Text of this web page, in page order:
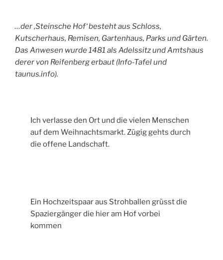
…der ‚Steinsche Hof‘ besteht aus Schloss,
Kutscherhaus, Remisen, Gartenhaus, Parks und Gärten.
Das Anwesen wurde 1481 als Adelssitz und Amtshaus
derer von Reifenberg erbaut (Info-Tafel und
taunus.info).
Ich verlasse den Ort und die vielen Menschen
auf dem Weihnachtsmarkt. Zügig gehts durch
die offene Landschaft.
Ein Hochzeitspaar aus Strohballen grüsst die
Spaziergänger die hier am Hof vorbei
kommen